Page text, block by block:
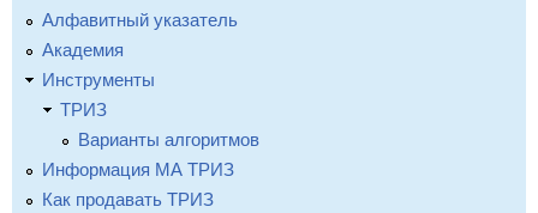
Алфавитный указатель
Академия
Инструменты
ТРИЗ
Варианты алгоритмов
Информация МА ТРИЗ
Как продавать ТРИЗ